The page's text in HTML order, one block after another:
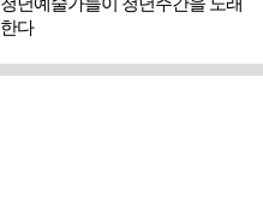
청년예술가들이 청년주간을 노래
한다